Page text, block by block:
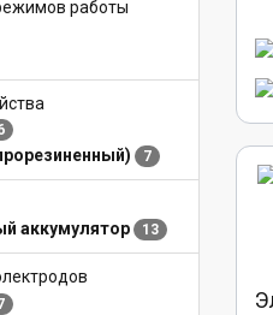
работы
7
аккумулятор
13